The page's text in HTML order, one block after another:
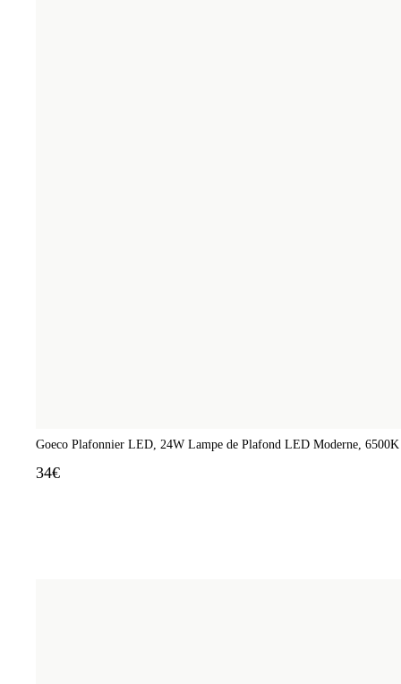
Goeco Plafonnier LED, 24W Lampe de Plafond LED Moderne,
34€